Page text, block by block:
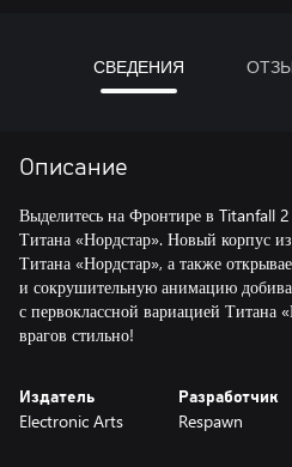
СВЕДЕНИЯ
Описание
Выделитесь на Фронтире в Titanfall
Титана «Нордстар». Новый корпус
Титана «Нордстар», а также
и сокрушительную анимацию
с первоклассной вариацией Титана
врагов стильно!
Издатель
Electronic Arts
Разработчик
Respawn